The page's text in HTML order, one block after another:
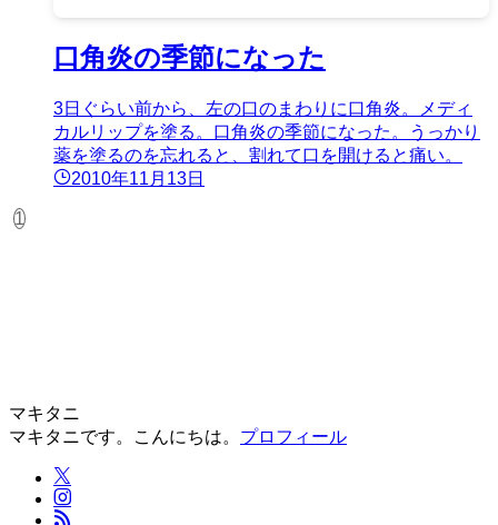
口角炎の季節になった
3日ぐらい前から、左の口のまわりに口角炎。メディ
カルリップを塗る。口角炎の季節になった。うっかり
薬を塗るのを忘れると、割れて口を開けると痛い。
2010年11月13日
1
マキタニ
マキタニです。こんにちは。 プロフィール